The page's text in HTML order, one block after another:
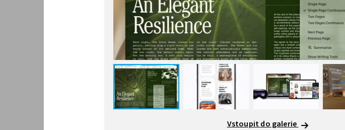
Vstoupit do galerie